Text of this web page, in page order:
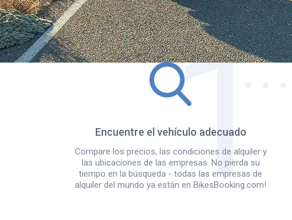
Encuentre el vehículo adecuado
Compare los precios, las condiciones de alquiler y
las ubicaciones de las empresas. No pierda su
tiempo en la búsqueda - todas las empresas de
alquiler del mundo ya están en BikesBooking.com!